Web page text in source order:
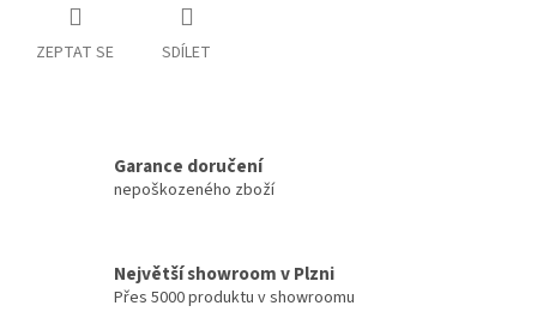
ZEPTAT SE SDÍLET
Garance doručení
nepoškozeného zboží
Největší showroom v Plzni
Přes 5000 produktu v showroomu